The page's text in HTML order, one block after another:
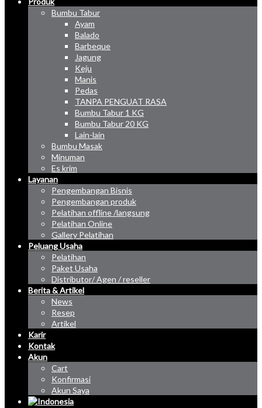
Bumbu Tabur
Ayam
Balado
Barbeque
Jagung
Keju
Manis
Pedas
TANPA PENGUAT RASA
Bumbu Tabur 1 KG
Bumbu Tabur 20 KG
Lain-lain
Bumbu Masak
Minuman
Es krim
Layanan
Pengembangan Bisnis
Pengembangan produk
Pelatihan offline /langsung
Pelatihan Online
Gallery Pelatihan
Peluang Usaha
Pelatihan
Paket Usaha
Distributor/ Agen / reseller
Berita & Artikel
News
Resep
Artikel
Karir
Kontak
Akun
Cart
Konfirmasi
Akun Saya